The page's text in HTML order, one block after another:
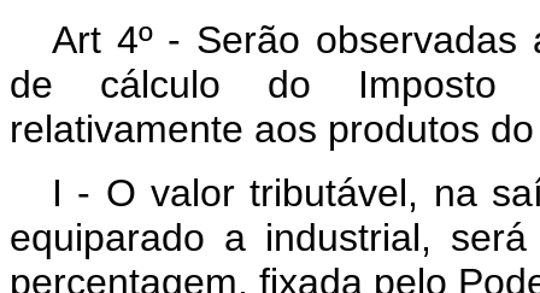
Art 4º - Serão
de cálculo do Imposto
relativamente aos produtos
I - O valor tributável, na
equiparado a industrial,
percentagem, fixada pelo